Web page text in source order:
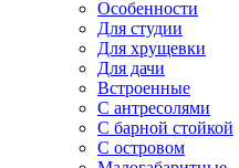
Особенности
Для студии
Для хрущевки
Для дачи
Встроенные
С антресолями
С барной стойкой
С островом